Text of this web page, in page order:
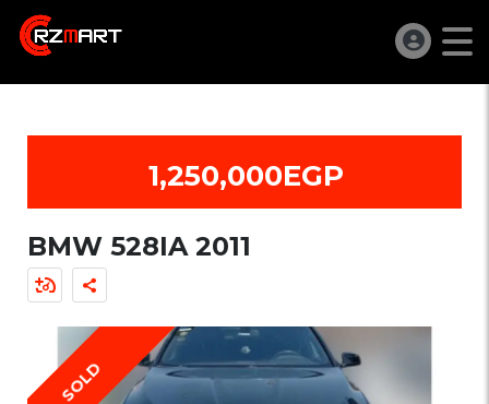
1,250,000EGP
BMW 528IA 2011
SOLD